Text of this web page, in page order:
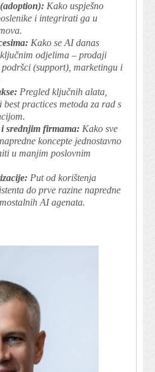
Kako uspješno
i integrirati ga u
Kako se AI danas
odjelima – prodaji
(support), marketingu i
Pregled ključnih alata,
practices metoda za rad s
srednjim firmama: Kako sve
koncepte jednostavno
u manjim poslovnim
Put od korištenja
do prve razine napredne
AI agenata.